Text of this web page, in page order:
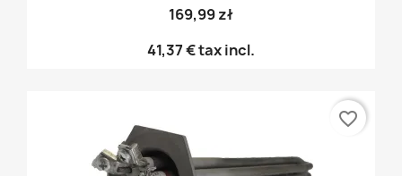
169,99 zł
41,37 €tax incl.
favorite_border